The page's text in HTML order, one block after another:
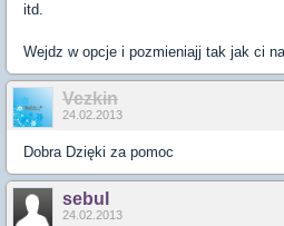
itd.
Wejdz w opcje i pozmieniajj tak jak ci
Vezkin
24.02.2013
Dobra Dzięki za pomoc
sebul
24.02.2013